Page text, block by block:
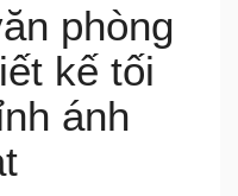
phòng
kế tối
ánh